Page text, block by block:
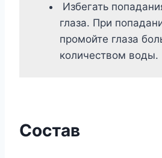
Избегать
глаза. При
промойте глаза
количеством воды.
Состав